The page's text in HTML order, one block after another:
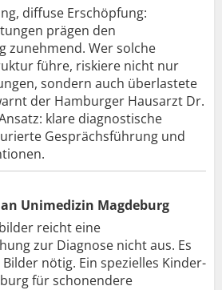
diffuse Erschöpfung:
prägen den
zunehmend. Wer solche
führe, riskiere nicht nur
sondern auch überlastete
der Hamburger Hausarzt Dr.
klare diagnostische
Gesprächsführung und
Unimedizin Magdeburg
reicht eine
zur Diagnose nicht aus. Es
nötig. Ein spezielles Kinder-
für schonendere